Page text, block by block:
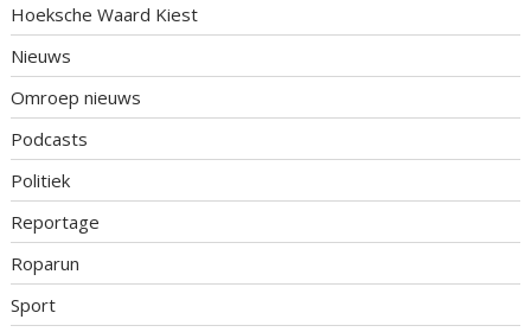
Hoeksche Waard Kiest
Nieuws
Omroep nieuws
Podcasts
Politiek
Reportage
Roparun
Sport